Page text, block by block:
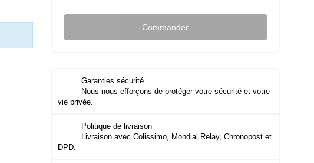
Commander
Garanties sécurité
Nous nous efforçons de protéger votre sécurité et votre
vie privée.
Politique de livraison
Livraison avec Colissimo, Mondial Relay, Chronopost et
DPD.